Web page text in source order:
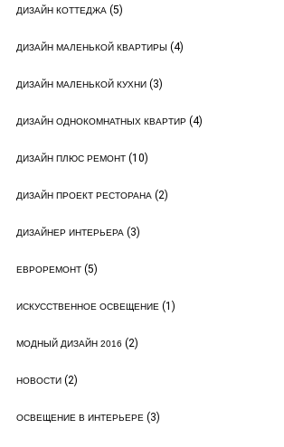
ДИЗАЙН КОТТЕДЖА(5)
ДИЗАЙН МАЛЕНЬКОЙ КВАРТИРЫ (4)
ДИЗАЙН МАЛЕНЬКОЙ КУХНИ(3)
ДИЗАЙН ОДНОКОМНАТНЫХ КВАРТИР(4)
ДИЗАЙН ПЛЮС РЕМОНТ(10)
ДИЗАЙН ПРОЕКТ РЕСТОРАНА(2)
ДИЗАЙНЕР ИНТЕРЬЕРА(3)
ЕВРОРЕМОНТ(5)
ИСКУССТВЕННОЕ ОСВЕЩЕНИЕ(1)
МОДНЫЙ ДИЗАЙН 2016 (2)
НОВОСТИ(2)
ОСВЕЩЕНИЕ В ИНТЕРЬЕРЕ(3)